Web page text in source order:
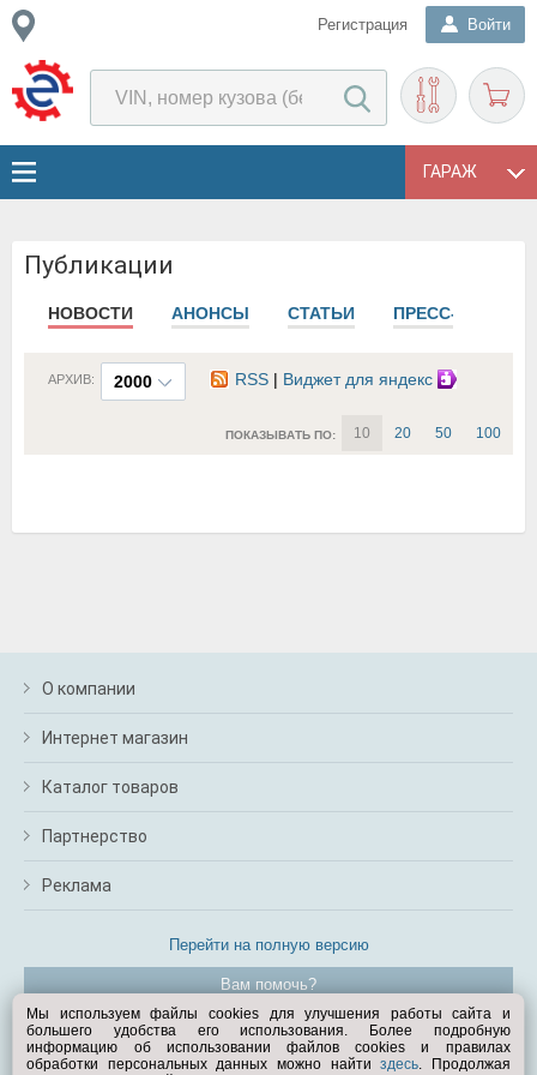
Регистрация Войти
ГАРАЖ
Публикации
НОВОСТИ АНОНСЫ СТАТЬИ ПРЕСС-РЕЛИЗЫ
2000
АРХИВ: RSS | Виджет для яндекс
ПОКАЗЫВАТЬ ПО: 10 20 50 100
О компании
Интернет магазин
Каталог товаров
Партнерство
Реклама
Перейти на полную версию
Вам помочь?
© Exist.ru 1998—2026
Мы используем файлы cookies для улучшения работы сайта и
большего удобства его использования. Более подробную
информацию об использовании файлов cookies и правилах
обработки персональных данных можно найтиздесь. Продолжая